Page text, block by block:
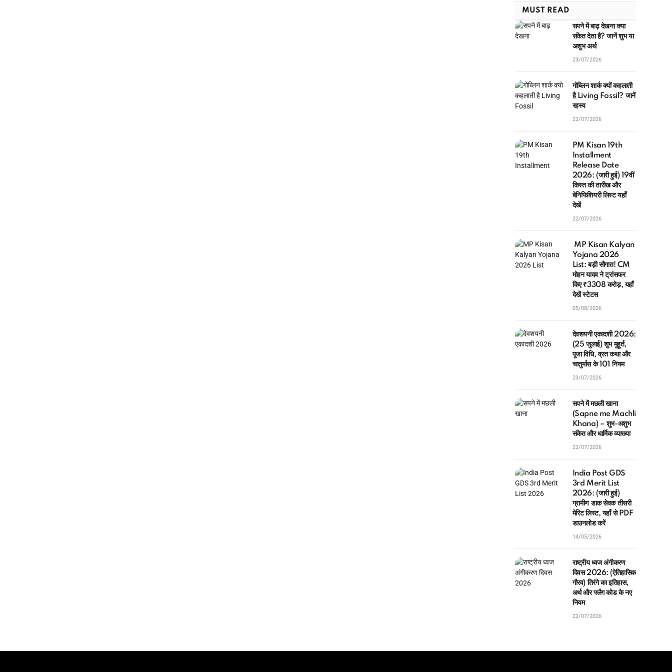
MUST READ
सपने में बाढ़ देखना क्या
संकेत देता है? जानें शुभ या
अशुभ अर्थ
23/07/2026
गोब्लिन शार्क क्यों कहलाती
है Living Fossil? जानें
रहस्य
22/07/2026
PM Kisan 19th
Installment
Release Date
2026: (जारी हुई) 19वीं
किस्त की तारीख और
बेनिफिशियरी लिस्ट यहाँ
देखें
22/07/2026
MP Kisan Kalyan
Yojana 2026
List: बड़ी सौगात! CM
मोहन यादव ने ट्रांसफर
किए ₹3308 करोड़, यहाँ
देखें स्टेटस
05/08/2026
देवशयनी एकादशी 2026:
(25 जुलाई) शुभ मुहूर्त,
पूजा विधि, व्रत कथा और
चातुर्मास के 101 नियम
23/07/2026
सपने में मछली खाना
(Sapne me Machli
Khana) – शुभ-अशुभ
संकेत और धार्मिक व्याख्या
22/07/2026
India Post GDS
3rd Merit List
2026: (जारी हुई)
ग्रामीण डाक सेवक तीसरी
मेरिट लिस्ट, यहाँ से PDF
डाउनलोड करें
14/05/2026
राष्ट्रीय ध्वज अंगीकरण
दिवस 2026: (ऐतिहासिक
गौरव) तिरंगे का इतिहास,
अर्थ और फ्लैग कोड के नए
नियम
22/07/2026